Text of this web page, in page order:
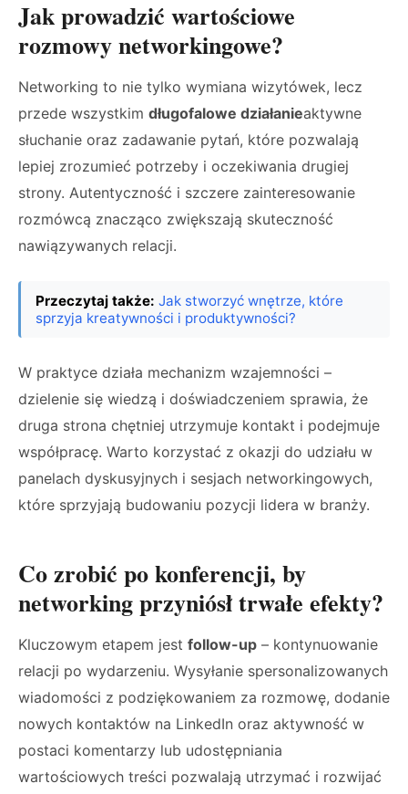
Jak prowadzić wartościowe
rozmowy networkingowe?
Networking to nie tylko wymiana wizytówek, lecz
przede wszystkim długofalowe działanieaktywne
słuchanie oraz zadawanie pytań, które pozwalają
lepiej zrozumieć potrzeby i oczekiwania drugiej
strony. Autentyczność i szczere zainteresowanie
rozmówcą znacząco zwiększają skuteczność
nawiązywanych relacji.
Przeczytaj także: Jak stworzyć wnętrze, które
sprzyja kreatywności i produktywności?
W praktyce działa mechanizm wzajemności –
dzielenie się wiedzą i doświadczeniem sprawia, że
druga strona chętniej utrzymuje kontakt i podejmuje
współpracę. Warto korzystać z okazji do udziału w
panelach dyskusyjnych i sesjach networkingowych,
które sprzyjają budowaniu pozycji lidera w branży.
Co zrobić po konferencji, by
networking przyniósł trwałe efekty?
Kluczowym etapem jest follow-up – kontynuowanie
relacji po wydarzeniu. Wysyłanie spersonalizowanych
wiadomości z podziękowaniem za rozmowę, dodanie
nowych kontaktów na LinkedIn oraz aktywność w
postaci komentarzy lub udostępniania
wartościowych treści pozwalają utrzymać i rozwijać